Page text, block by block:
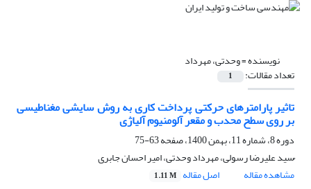
نویسنده =وحدتی، مهرداد
تعداد مقالات: 1
تاثیر پارامتر‌های حرکتی پرداخت کاری به روش سایشی مغناطیسی
بر روی سطح محدب و مقعر آلومنیوم آلیاژی
دوره 8، شماره 11، بهمن 1400، صفحه
63-75
ُسید علیرضا رسولی، مهرداد وحدتی، امیر احسان جابری
مشاهده مقاله
اصل مقاله 1.11 M